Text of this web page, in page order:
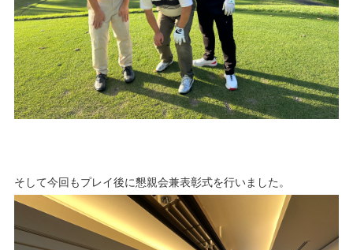
そして今回もプレイ後に懇親会兼表彰式を行いました。